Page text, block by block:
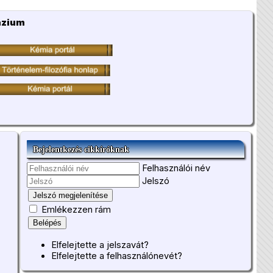
Bejelentkezés cikkíróknak
Felhasználói név
Jelszó
Jelszó megjelenítése
Emlékezzen rám
Belépés
Elfelejtette a jelszavát?
Elfelejtette a felhasználónevét?